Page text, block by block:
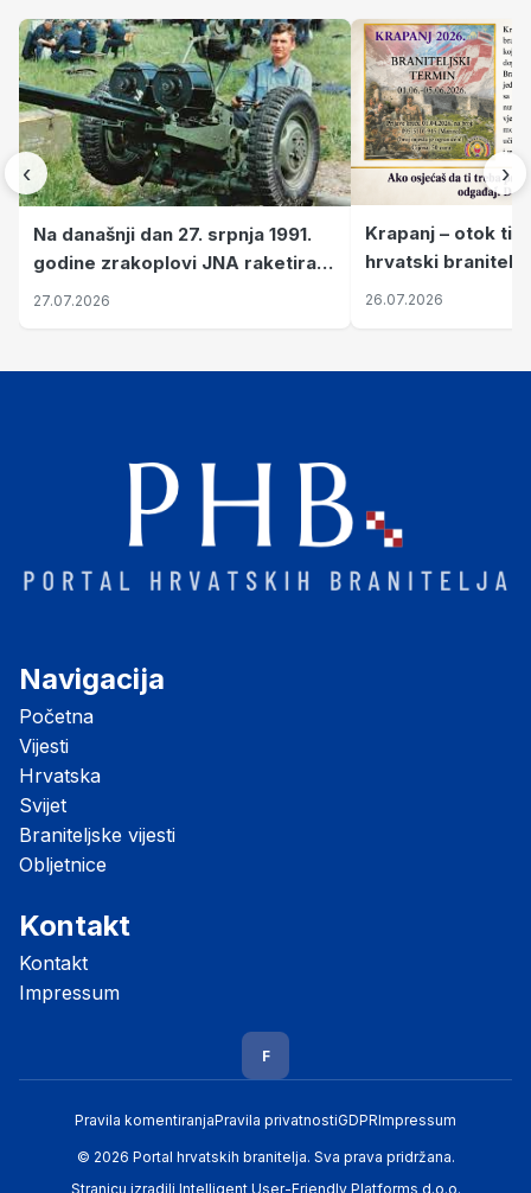
‹
Na današnji dan 27. srpnja 1991.
godine zrakoplovi JNA raketirali
su vojarnu i obučni centar "Nikola
27.07.2026
Krapanj – otok
hrvatski branitelji
pronalaze mir
26.07.2026
›
Navigacija
Početna
Vijesti
Hrvatska
Svijet
Braniteljske vijesti
Obljetnice
Kontakt
Kontakt
Impressum
F
Pravila komentiranjaPravila privatnostiGDPRImpressum
© 2026 Portal hrvatskih branitelja. Sva prava pridržana.
Stranicu izradili Intelligent User-Friendly Platforms d.o.o.